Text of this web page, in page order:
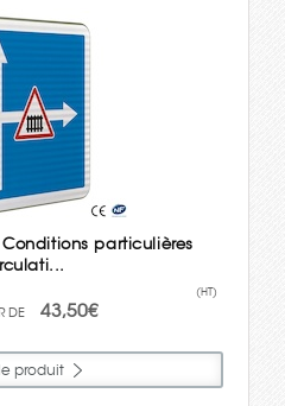
particulières
43,50€
(HT)
produit